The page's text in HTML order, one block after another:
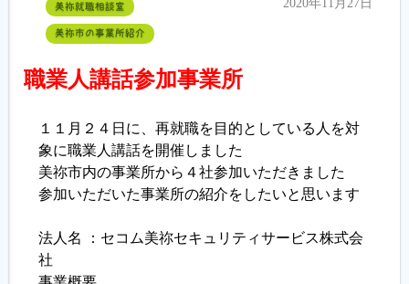
美祢就職相談室
美祢市の事業所紹介
職業人講話参加事業所
１１月２４日に、再就職を目的としている人を対
象に職業人講話を開催しました
美祢市内の事業所から４社参加いただきました
参加いただいた事業所の紹介をしたいと思います
法人名 ：セコム美祢セキュリティサービス株式会
社